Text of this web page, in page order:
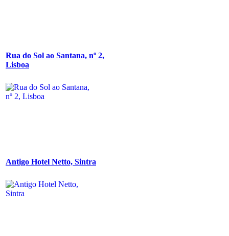
Rua do Sol ao Santana, nº 2,
Lisboa
Antigo Hotel Netto, Sintra